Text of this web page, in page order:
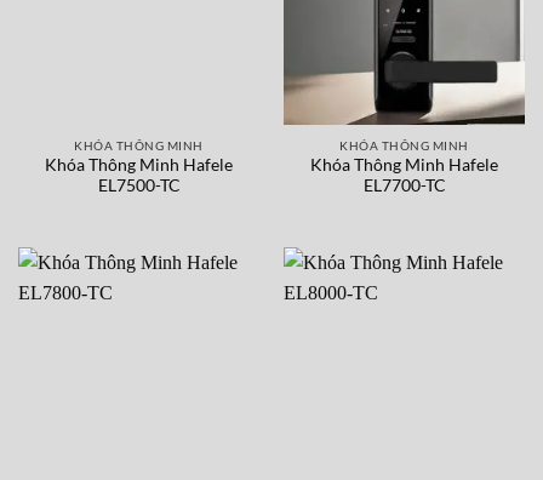
KHÓA THÔNG MINH
Khóa Thông Minh Hafele
EL7500-TC
KHÓA THÔNG MINH
Khóa Thông Minh Hafele
EL7700-TC